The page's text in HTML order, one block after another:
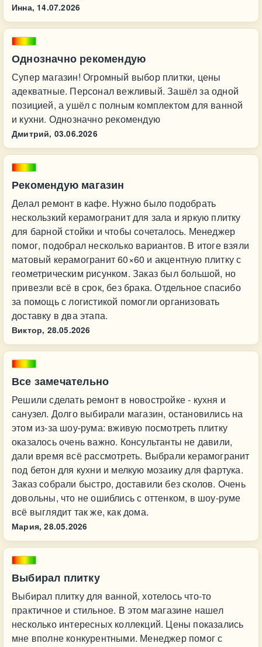
Инна, 14.07.2026
Однозначно рекомендую
Супер магазин! Огромный выбор плитки, цены
адекватные. Персонал вежливый. Зашёл за одной
позицией, а ушёл с полным комплектом для ванной
и кухни. Однозначно рекомендую
Дмитрий, 03.06.2026
Рекомендую магазин
Делал ремонт в кафе. Нужно было подобрать
нескользкий керамогранит для зала и яркую плитку
для барной стойки и чтобы сочеталось. Менеджер
помог, подобрал несколько вариантов. В итоге взяли
матовый керамогранит 60×60 и акцентную плитку с
геометрическим рисунком. Заказ был большой, но
привезли всё в срок, без брака. Отдельное спасибо
за помощь с логистикой помогли организовать
доставку в два этапа.
Виктор, 28.05.2026
Все замечательно
Решили сделать ремонт в новостройке - кухня и
санузел. Долго выбирали магазин, остановились на
этом из‑за шоу‑рума: вживую посмотреть плитку
оказалось очень важно. Консультанты не давили,
дали время всё рассмотреть. Выбрали керамогранит
под бетон для кухни и мелкую мозаику для фартука.
Заказ собрали быстро, доставили без сколов. Очень
довольны, что не ошиблись с оттенком, в шоу‑руме
всё выглядит так же, как дома.
Мария, 28.05.2026
Выбирал плитку
Выбирал плитку для ванной, хотелось что-то
практичное и стильное. В этом магазине нашел
несколько интересных коллекций. Цены показались
мне вполне конкурентными. Менеджер помог с